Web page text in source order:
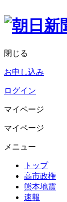
閉じる
お申し込み
ログイン
マイページ
マイページ
メニュー
トップ
高市政権
熊本地震
速報